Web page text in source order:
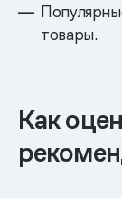
товары.
Как